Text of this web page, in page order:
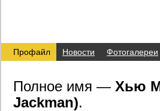
Профайл Новости Фотогалереи
Полное имя — Хью
Jackman).